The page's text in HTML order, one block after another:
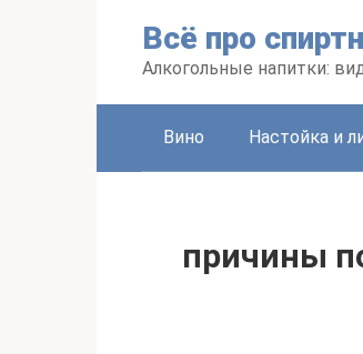
Всё про
Алкогольные напитки:
Вино Настойка и
причины